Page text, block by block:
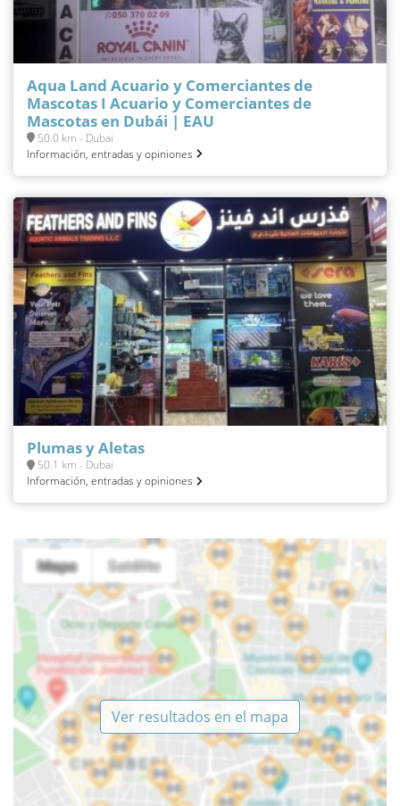
Aqua Land Acuario y Comerciantes de
Mascotas I Acuario y Comerciantes de
Mascotas en Dubái | EAU
50.0 km - Dubai
Información, entradas y opiniones
Plumas y Aletas
50.1 km - Dubai
Información, entradas y opiniones
Ver resultados en el mapa